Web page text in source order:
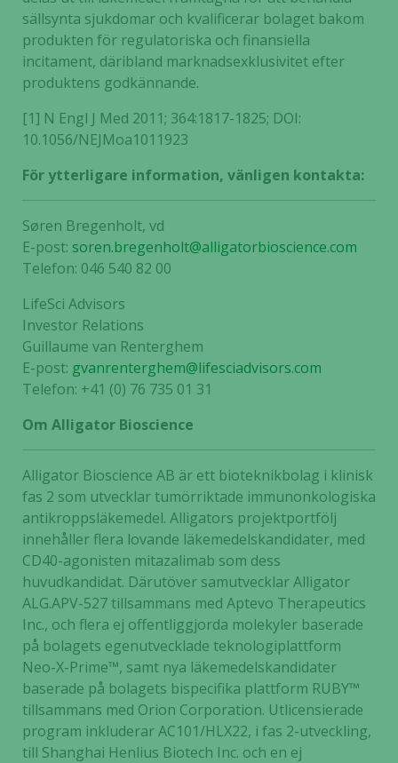
sällsynta sjukdomar och kvalificerar bolaget bakom
produkten för regulatoriska och finansiella
incitament, däribland marknadsexklusivitet efter
produktens godkännande.
[1] N Engl J Med 2011; 364:1817-1825; DOI:
10.1056/NEJMoa1011923
För ytterligare information, vänligen kontakta:
Søren Bregenholt, vd
E-post: soren.bregenholt@alligatorbioscience.com
Telefon: 046 540 82 00
LifeSci Advisors
Investor Relations
Guillaume van Renterghem
E-post: gvanrenterghem@lifesciadvisors.com
Telefon: +41 (0) 76 735 01 31
Om Alligator Bioscience
Alligator Bioscience AB är ett bioteknikbolag i klinisk
fas 2 som utvecklar tumörriktade immunonkologiska
antikroppsläkemedel. Alligators projektportfölj
innehåller flera lovande läkemedelskandidater, med
CD40-agonisten mitazalimab som dess
huvudkandidat. Därutöver samutvecklar Alligator
ALG.APV-527 tillsammans med Aptevo Therapeutics
Inc., och flera ej offentliggjorda molekyler baserade
på bolagets egenutvecklade teknologiplattform
Neo-X-Prime™, samt nya läkemedelskandidater
baserade på bolagets bispecifika plattform RUBY™
tillsammans med Orion Corporation. Utlicensierade
program inkluderar AC101/HLX22, i fas 2-utveckling,
till Shanghai Henlius Biotech Inc. och en ej
Nödvändiga
Dessa kakor
går inte att
välja bort. De
behövs för
att hemsidan
över huvud
taget ska
fungera.
Statistik
För att vi ska
kunna
förbättra